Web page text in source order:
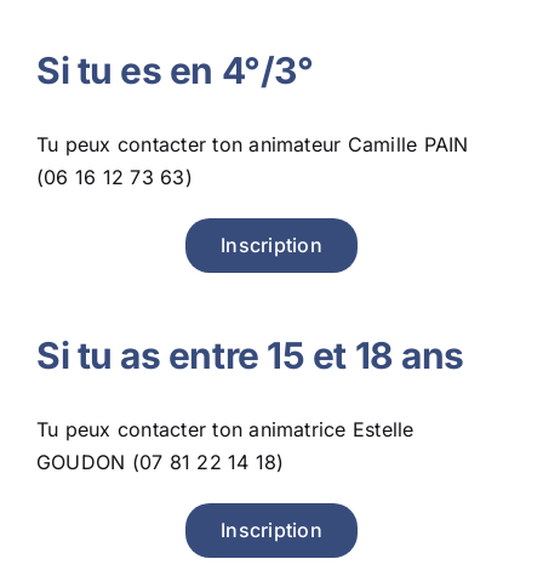
Si tu es en 4°/3°
Tu peux contacter ton animateur Camille PAIN
(06 16 12 73 63)
Inscription
Si tu as entre 15 et 18 ans
Tu peux contacter ton animatrice Estelle
GOUDON (07 81 22 14 18)
Inscription